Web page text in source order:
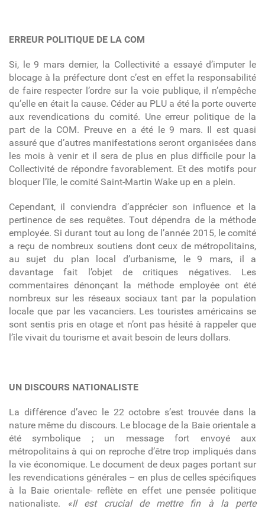
ERREUR POLITIQUE DE LA COM
Si, le 9 mars dernier, la Collectivité a essayé d’imputer le
blocage à la préfecture dont c’est en effet la responsabilité
de faire respecter l’ordre sur la voie publique, il n’empêche
qu’elle en était la cause. Céder au PLU a été la porte ouverte
aux revendications du comité. Une erreur politique de la
part de la COM. Preuve en a été le 9 mars. Il est quasi
assuré que d’autres manifestations seront organisées dans
les mois à venir et il sera de plus en plus difficile pour la
Collectivité de répondre favorablement. Et des motifs pour
bloquer l’île, le comité Saint-Martin Wake up en a plein.
Cependant, il conviendra d’apprécier son influence et la
pertinence de ses requêtes. Tout dépendra de la méthode
employée. Si durant tout au long de l’année 2015, le comité
a reçu de nombreux soutiens dont ceux de métropolitains,
au sujet du plan local d’urbanisme, le 9 mars, il a
davantage fait l’objet de critiques négatives. Les
commentaires dénonçant la méthode employée ont été
nombreux sur les réseaux sociaux tant par la population
locale que par les vacanciers. Les touristes américains se
sont sentis pris en otage et n’ont pas hésité à rappeler que
l’île vivait du tourisme et avait besoin de leurs dollars.
UN DISCOURS NATIONALISTE
La différence d’avec le 22 octobre s’est trouvée dans la
nature même du discours. Le blocage de la Baie orientale a
été symbolique ; un message fort envoyé aux
métropolitains à qui on reproche d’être trop impliqués dans
la vie économique. Le document de deux pages portant sur
les revendications générales – en plus de celles spécifiques
à la Baie orientale- reflète en effet une pensée politique
nationaliste.
«Il est crucial de mettre fin à la perte